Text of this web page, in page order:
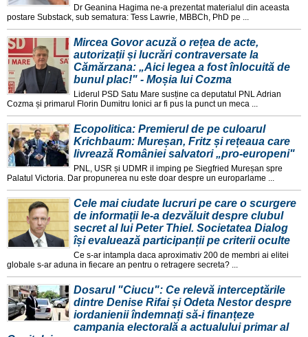
Dr Geanina Hagima ne-a prezentat materialul din aceasta
postare Substack, sub sematura: Tess Lawrie, MBBCh, PhD pe ...
Mircea Govor acuză o rețea de acte,
autorizații și lucrări contraversate la
Cămărzana: „Aici legea a fost înlocuită de
bunul plac!" - Moșia lui Cozma
Liderul PSD Satu Mare susține ca deputatul PNL Adrian
Cozma și primarul Florin Dumitru Ionici ar fi pus la punct un meca ...
Ecopolitica: Premierul de pe culoarul
Krichbaum: Mureșan, Fritz și rețeaua care
livrează României salvatori „pro-europeni"
PNL, USR și UDMR il imping pe Siegfried Mureșan spre
Palatul Victoria. Dar propunerea nu este doar despre un europarlame ...
Cele mai ciudate lucruri pe care o scurgere
de informații le-a dezvăluit despre clubul
secret al lui Peter Thiel. Societatea Dialog
își evaluează participanții pe criterii oculte
Ce s-ar intampla daca aproximativ 200 de membri ai elitei
globale s-ar aduna in fiecare an pentru o retragere secreta? ...
Dosarul "Ciucu": Ce relevă interceptările
dintre Denise Rifai și Odeta Nestor despre
iordanienii îndemnați să-i finanțeze
campania electorală a actualului primar al